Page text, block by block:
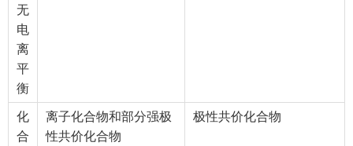
无
电
离
平
衡
化
合
离子化合物和部分强极
性共价化合物
极性共价化合物